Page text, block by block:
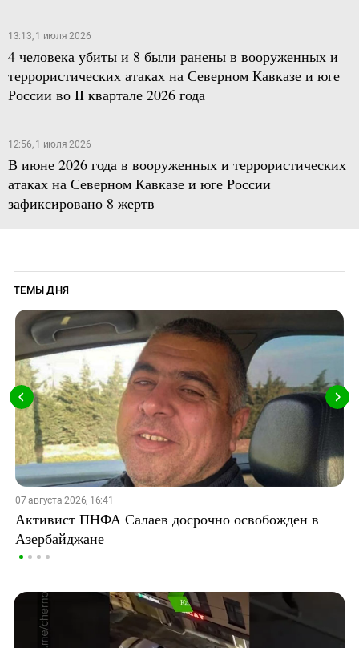
13:13, 1 июля 2026
4 человека убиты и 8 были ранены в вооруженных и
террористических атаках на Северном Кавказе и юге
России во II квартале 2026 года
12:56, 1 июля 2026
В июне 2026 года в вооруженных и террористических
атаках на Северном Кавказе и юге России
зафиксировано 8 жертв
ТЕМЫ ДНЯ
07 августа 2026, 16:41
Активист ПНФА Салаев досрочно освобожден в
Азербайджане